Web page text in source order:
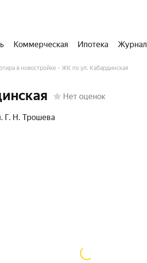
Коммерческая Ипотека Журнал
в новостройке ЖК по ул. Кабардинская
Нет оценок
Г. Н. Трошева